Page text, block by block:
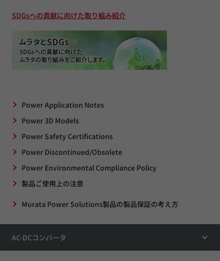
SDGsへの貢献に向けた取り組み紹介
Power Application Notes
Power 3D Models
Power Safety Certifications
Power Discontinued/Obsolete
Power Environmental Compliance Policy
製品ご使用上の注意
Murata Power Solutions製品の製品保証の考え方
AC-DCコンバータ